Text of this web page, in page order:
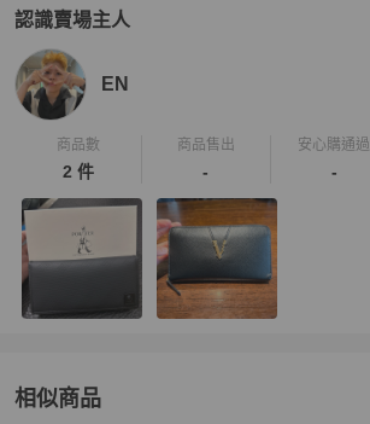
認識賣場主人
PopChill 拍拍圈嚴選賣家
EN
商品數
2 件
商品售出
-
安心購通過
-
相似商品